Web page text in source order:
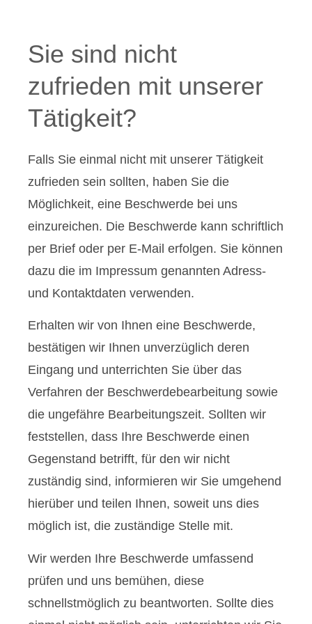
Sie sind nicht
zufrieden mit unserer
Tätigkeit?
Falls Sie einmal nicht mit unserer Tätigkeit
zufrieden sein sollten, haben Sie die
Möglichkeit, eine Beschwerde bei uns
einzureichen. Die Beschwerde kann schriftlich
per Brief oder per E-Mail erfolgen. Sie können
dazu die im Impressum genannten Adress-
und Kontaktdaten verwenden.
Erhalten wir von Ihnen eine Beschwerde,
bestätigen wir Ihnen unverzüglich deren
Eingang und unterrichten Sie über das
Verfahren der Beschwerdebearbeitung sowie
die ungefähre Bearbeitungszeit. Sollten wir
feststellen, dass Ihre Beschwerde einen
Gegenstand betrifft, für den wir nicht
zuständig sind, informieren wir Sie umgehend
hierüber und teilen Ihnen, soweit uns dies
möglich ist, die zuständige Stelle mit.
Wir werden Ihre Beschwerde umfassend
prüfen und uns bemühen, diese
schnellstmöglich zu beantworten. Sollte dies